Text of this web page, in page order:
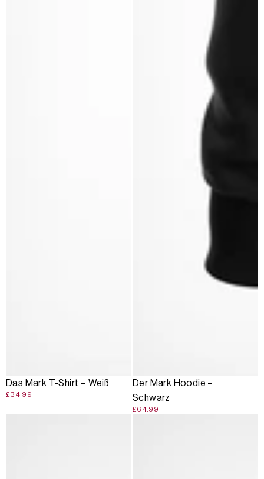
AUSVERKAUFT
Das Mark T-Shirt – Weiß
£34.99
Der Mark Hoodie –
Schwarz
£64.99